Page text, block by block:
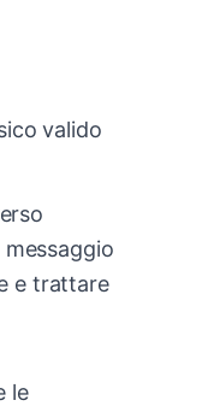
valido
e trattare
le